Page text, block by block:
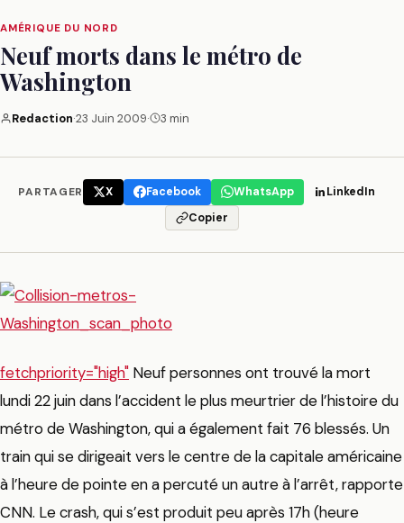
AMÉRIQUE DU NORD
Neuf morts dans le métro de
Washington
Redaction·23 Juin 2009· 3 min
PARTAGER X Facebook WhatsApp
LinkedIn
Copier
fetchpriority="high" Neuf personnes ont trouvé la mort
lundi 22 juin dans l’accident le plus meurtrier de l’histoire du
métro de Washington, qui a également fait 76 blessés. Un
train qui se dirigeait vers le centre de la capitale américaine
à l’heure de pointe en a percuté un autre à l’arrêt, rapporte
CNN. Le crash, qui s’est produit peu après 17h (heure